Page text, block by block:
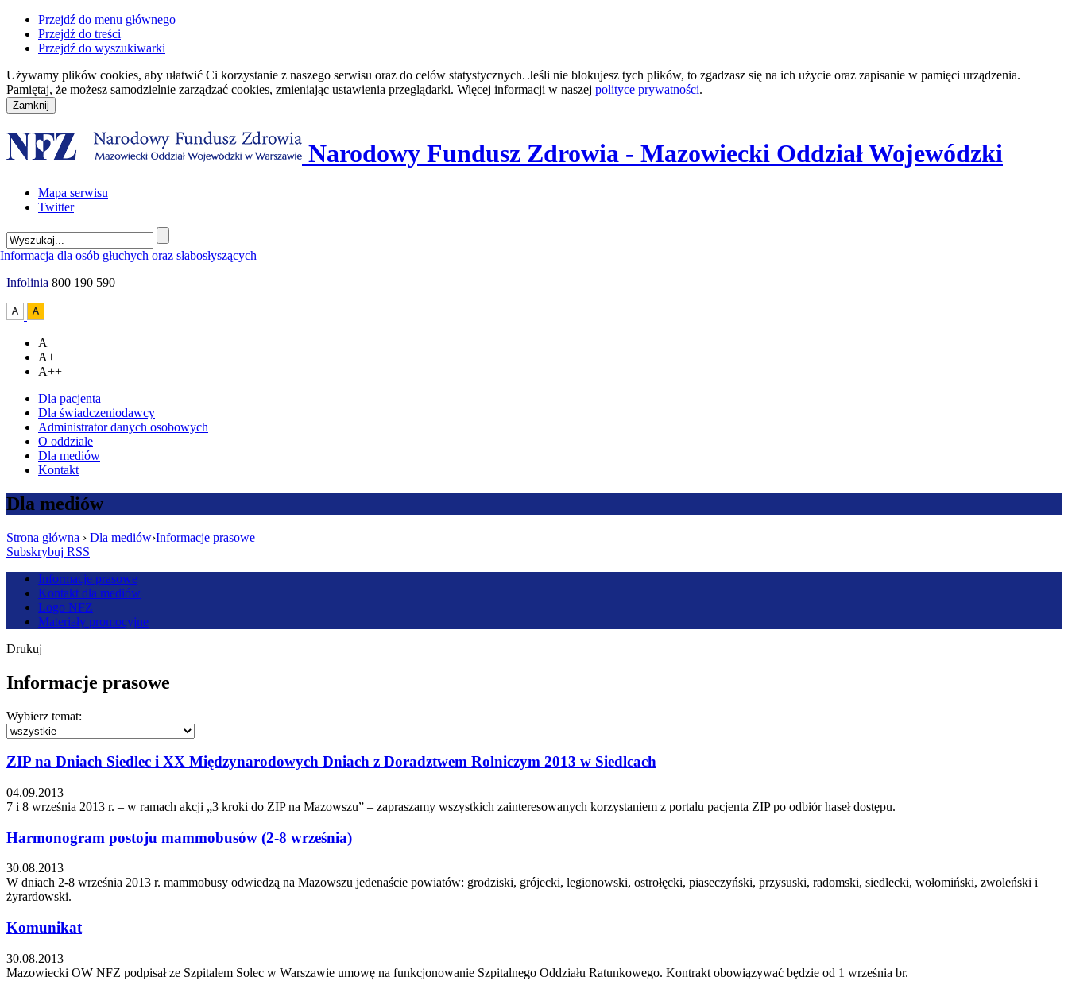
Przejdź do menu głównego
Przejdź do treści
Przejdź do wyszukiwarki
Używamy plików cookies, aby ułatwić Ci korzystanie z naszego serwisu oraz do celów statystycznych. Jeśli nie blokujesz tych plików, to zgadzasz się na ich użycie oraz zapisanie w pamięci urządzenia.
Pamiętaj, że możesz samodzielnie zarządzać cookies, zmieniając ustawienia przeglądarki. Więcej informacji w naszej polityce prywatności.
Narodowy Fundusz Zdrowia - Mazowiecki Oddział Wojewódzki
Mapa serwisu
Twitter
Infolinia 800 190 590
A
A+
A++
Dla pacjenta
Dla świadczeniodawcy
Administrator danych osobowych
O oddziale
Dla mediów
Kontakt
Dla mediów
Strona główna › Dla mediów›Informacje prasowe
Subskrybuj RSS
Informacje prasowe
Kontakt dla mediów
Logo NFZ
Materiały promocyjne
Drukuj
Informacje prasowe
Wybierz temat:
ZIP na Dniach Siedlec i XX Międzynarodowych Dniach z Doradztwem Rolniczym 2013 w Siedlcach
04.09.2013
7 i 8 września 2013 r. – w ramach akcji „3 kroki do ZIP na Mazowszu” – zapraszamy wszystkich zainteresowanych korzystaniem z portalu pacjenta ZIP po odbiór haseł dostępu.
Harmonogram postoju mammobusów (2-8 września)
30.08.2013
W dniach 2-8 września 2013 r. mammobusy odwiedzą na Mazowszu jedenaście powiatów: grodziski, grójecki, legionowski, ostrołęcki, piaseczyński, przysuski, radomski, siedlecki, wołomiński, zwoleński i
żyrardowski.
Komunikat
30.08.2013
Mazowiecki OW NFZ podpisał ze Szpitalem Solec w Warszawie umowę na funkcjonowanie Szpitalnego Oddziału Ratunkowego. Kontrakt obowiązywać będzie od 1 września br.